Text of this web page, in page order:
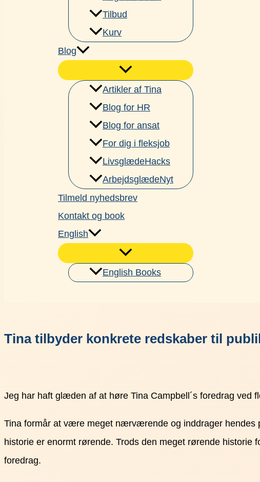
Tilbud
Kurv
Blog
Artikler af Tina
Blog for HR
Blog for ansat
For dig i fleksjob
LivsglædeHacks
ArbejdsglædeNyt
Tilmeld nyhedsbrev
Kontakt og book
English
English Books
Tina tilbyder konkrete redskaber til
Jeg har haft glæden af at høre Tina Campbell´s foredrag ved
Tina formår at være meget nærværende og inddrager hendes
historie er enormt rørende. Trods den meget rørende
foredrag.